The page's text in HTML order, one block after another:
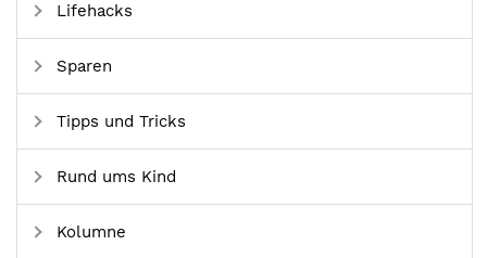
Lifehacks
Sparen
Tipps und Tricks
Rund ums Kind
Kolumne